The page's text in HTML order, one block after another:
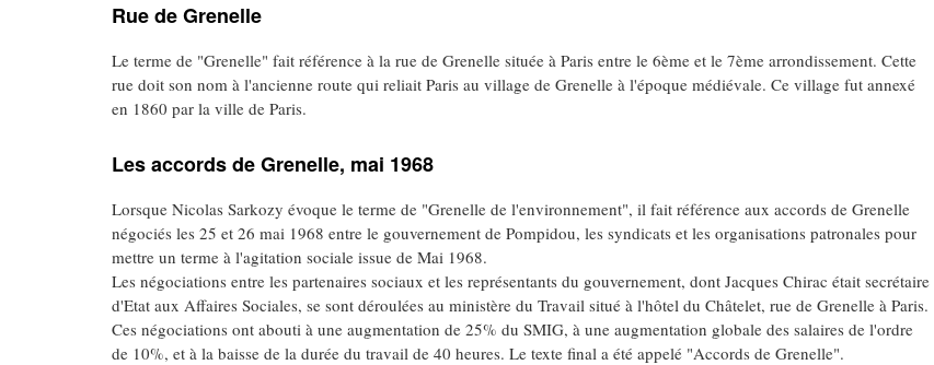
Rue de Grenelle
Le terme de "Grenelle" fait référence à la rue de Grenelle située à Paris entre le 6ème et le 7ème arrondissement. Cette
rue doit son nom à l'ancienne route qui reliait Paris au village de Grenelle à l'époque médiévale. Ce village fut annexé
en 1860 par la ville de Paris.
Les accords de Grenelle, mai 1968
Lorsque Nicolas Sarkozy évoque le terme de "Grenelle de l'environnement", il fait référence aux accords de Grenelle
négociés les 25 et 26 mai 1968 entre le gouvernement de Pompidou, les syndicats et les organisations patronales pour
mettre un terme à l'agitation sociale issue de Mai 1968.
Les négociations entre les partenaires sociaux et les représentants du gouvernement, dont Jacques Chirac était secrétaire
d'Etat aux Affaires Sociales, se sont déroulées au ministère du Travail situé à l'hôtel du Châtelet, rue de Grenelle à Paris.
Ces négociations ont abouti à une augmentation de 25% du SMIG, à une augmentation globale des salaires de l'ordre
de 10%, et à la baisse de la durée du travail de 40 heures. Le texte final a été appelé "Accords de Grenelle".